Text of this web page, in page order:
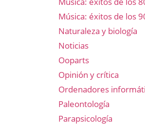
Música: éxitos de los
Naturaleza y biología
Noticias
Ooparts
Opinión y crítica
Ordenadores
Paleontología
Parapsicología